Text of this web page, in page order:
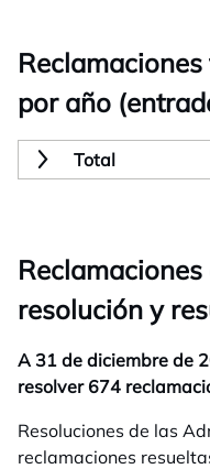
por año
Total
resolución y
A 31 de diciembre de
resolver 674
Resoluciones de las
reclamaciones